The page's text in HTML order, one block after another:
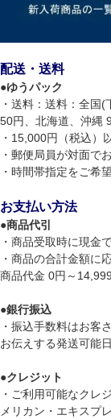
配送・送料
●ゆうパック
・送料：送料：全国
50円、北海道、沖縄
・15,000円（税込）
・郵便局員が対面で
・時間帯指定をご希
お支払い方法
●商品代引
・商品受取時に現金
・商品の合計金額に
商品代金 0円～
●銀行振込
・振込手数料はお客
お伝えする発送可能
●クレジット
・ご利用可能なクレ
メリカン・エキスプ